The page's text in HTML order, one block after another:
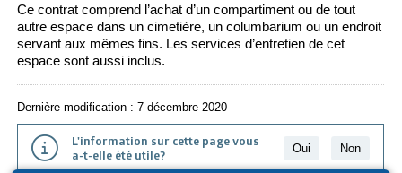
Ce contrat comprend l’achat d’un compartiment ou de tout
autre espace dans un cimetière, un columbarium ou un endroit
servant aux mêmes fins. Les services d’entretien de cet
espace sont aussi inclus.
Dernière modification : 7 décembre 2020
L'information sur cette page vous
a-t-elle été utile?
Oui Non